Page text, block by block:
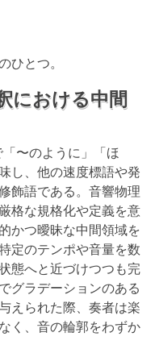
ひとつ。
における中間
〜のように」「ほ
し、他の速度標語や発
飾語である。音響物理
格な規格化や定義を意
かつ曖昧な中間領域を
定のテンポや音量を数
態へと近づけつつも完
グラデーションのある
えられた際、奏者は楽
く、音の輪郭をわずか